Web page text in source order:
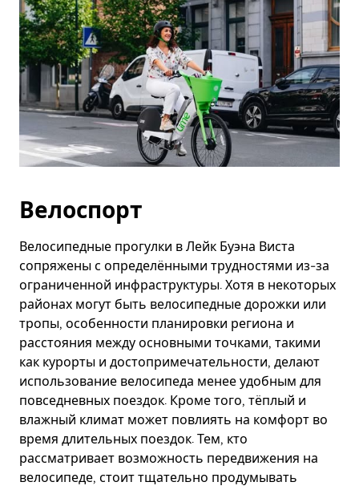
Велоспорт
Велосипедные прогулки в Лейк Буэна Виста
сопряжены с определёнными трудностями из-за
ограниченной инфраструктуры. Хотя в некоторых
районах могут быть велосипедные дорожки или
тропы, особенности планировки региона и
расстояния между основными точками, такими
как курорты и достопримечательности, делают
использование велосипеда менее удобным для
повседневных поездок. Кроме того, тёплый и
влажный климат может повлиять на комфорт во
время длительных поездок. Тем, кто
рассматривает возможность передвижения на
велосипеде, стоит тщательно продумывать